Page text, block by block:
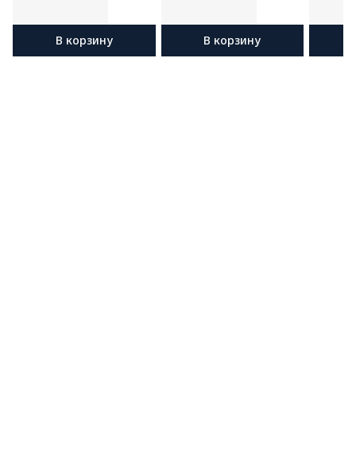
В корзину В корзину